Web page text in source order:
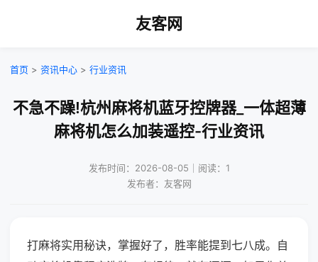
友客网
首页 > 资讯中心 > 行业资讯
不急不躁!杭州麻将机蓝牙控牌器_一体超薄
麻将机怎么加装遥控-行业资讯
发布时间：2026-08-05｜阅读：1
发布者：友客网
打麻将实用秘诀，掌握好了，胜率能提到七八成。自